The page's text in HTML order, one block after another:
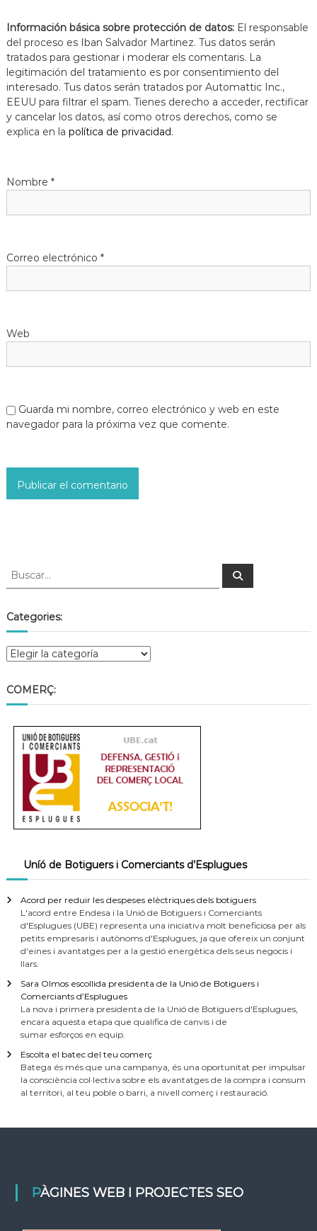
Información básica sobre protección de datos: El responsable
del proceso es Iban Salvador Martinez. Tus datos serán
tratados para gestionar i moderar els comentaris. La
legitimación del tratamiento es por consentimiento del
interesado. Tus datos serán tratados por Automattic Inc.,
EEUU para filtrar el spam. Tienes derecho a acceder, rectificar
y cancelar los datos, así como otros derechos, como se
explica en la política de privacidad.
Nombre *
Correo electrónico *
Web
Guarda mi nombre, correo electrónico y web en este
navegador para la próxima vez que comente.
Categories:
COMERÇ:
Uníó de Botiguers i Comerciants d’Esplugues
Acord per reduir les despeses elèctriques dels botiguers
L'acord entre Endesa i la Unió de Botiguers i Comerciants
d'Esplugues (UBE) representa una iniciativa molt beneficiosa per als
petits empresaris i autònoms d'Esplugues, ja que ofereix un conjunt
d'eines i avantatges per a la gestió energètica dels seus negocis i
llars.
Sara Olmos escollida presidenta de la Unió de Botiguers i
Comerciants d’Esplugues
La nova i primera presidenta de la Unió de Botiguers d'Esplugues,
encara aquesta etapa que qualifica de canvis i de
sumar esforços en equip.
Escolta el batec del teu comerç
Batega és més que una campanya, és una oportunitat per impulsar
la consciència col·lectiva sobre els avantatges de la compra i consum
al territori, al teu poble o barri, a nivell comerç i restauració.
PÀGINES WEB I PROJECTES SEO